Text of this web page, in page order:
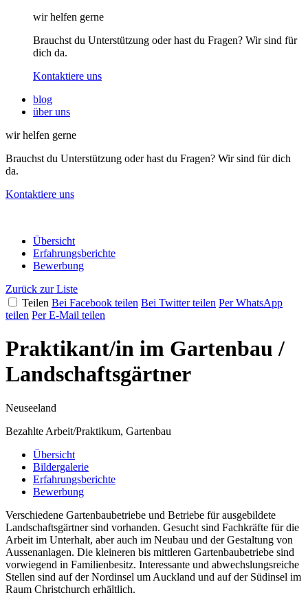
wir helfen gerne
Brauchst du Unterstützung oder hast du Fragen? Wir sind für
dich da.
Kontaktiere uns
blog
über uns
wir helfen gerne
Brauchst du Unterstützung oder hast du Fragen? Wir sind für dich
da.
Kontaktiere uns
Übersicht
Erfahrungsberichte
Bewerbung
Zurück zur Liste
Teilen Bei Facebook teilen Bei Twitter teilen Per WhatsApp
teilen Per E-Mail teilen
Praktikant/in im Gartenbau /
Landschaftsgärtner
Neuseeland
Bezahlte Arbeit/Praktikum, Gartenbau
Übersicht
Bildergalerie
Erfahrungsberichte
Bewerbung
Verschiedene Gartenbaubetriebe und Betriebe für ausgebildete
Landschaftsgärtner sind vorhanden. Gesucht sind Fachkräfte für die
Arbeit im Unterhalt, aber auch im Neubau und der Gestaltung von
Aussenanlagen. Die kleineren bis mittleren Gartenbaubetriebe sind
vorwiegend in Familienbesitz. Interessante und abwechslungsreiche
Stellen sind auf der Nordinsel um Auckland und auf der Südinsel im
Raum Christchurch erhältlich.